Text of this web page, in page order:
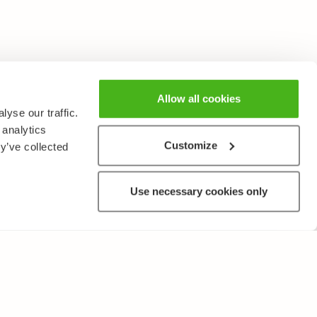
our traffic.
collected
Allow all cookies
Customize
Use necessary cookies only